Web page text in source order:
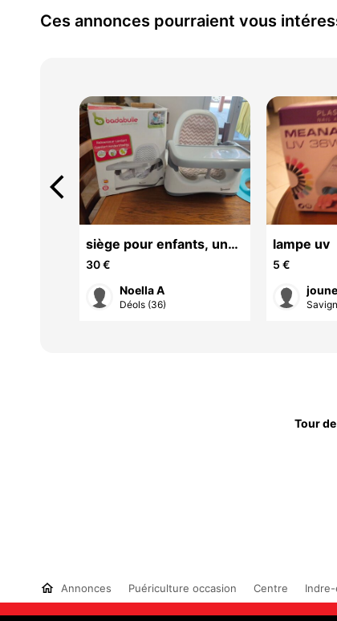
Ces annonces pourraient vous
siège pour enfants, un
pot Winnie, un réducteur
de wc
30 €
Noella A
Déols (36)
lampe uv
5 €
arrow_back_ios
Tour
Annonces Puériculture occasion Centre